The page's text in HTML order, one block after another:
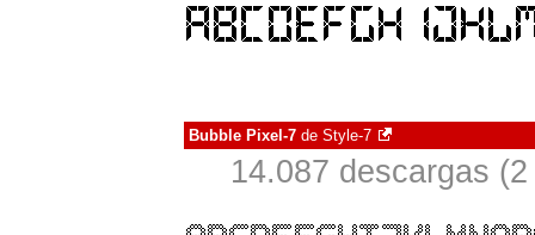
Bubble Pixel-7 de Style-7
14.087 descargas